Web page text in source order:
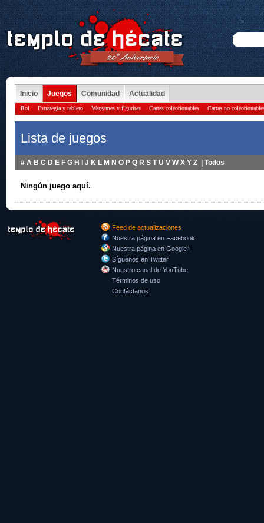
Inicio Juegos Comunidad Actualidad
Rol Estrategia y tablero Wargames y figuritas Cartas coleccionables Cartas no
Lista de juegos
# A B C D E F G H J K L M N O P Q R S T U V W X Y Z Todos
Ningún juego aquí.
Feed de actualizaciones
Nuestra página en Facebook
Nuestra página en Google+
Síguenos en Twitter
Nuestro canal de YouTube
Términos de uso
Contáctanos